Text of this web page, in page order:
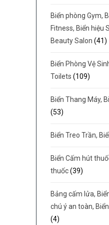
Biển phòng Gym,
Fitness, Biển hiệu
Beauty Salon (41)
Biển Phòng Vệ
Toilets (109)
Biển Thang Máy,
(53)
Biển Treo Trần,
Biển Cấm hút
thuốc(39)
Bảng cấm lửa,
chú ý an toàn,
(4)